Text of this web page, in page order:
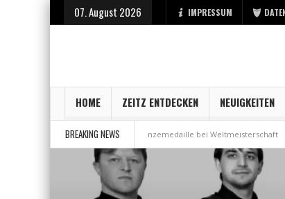
07. August 2026 IMPRESSUM
HOME ZEITZ ENTDECKEN NEUIGKEITEN
BREAKING NEWS
der Stadt Zeitz Bronzemedaille bei Weltmeisterschaft